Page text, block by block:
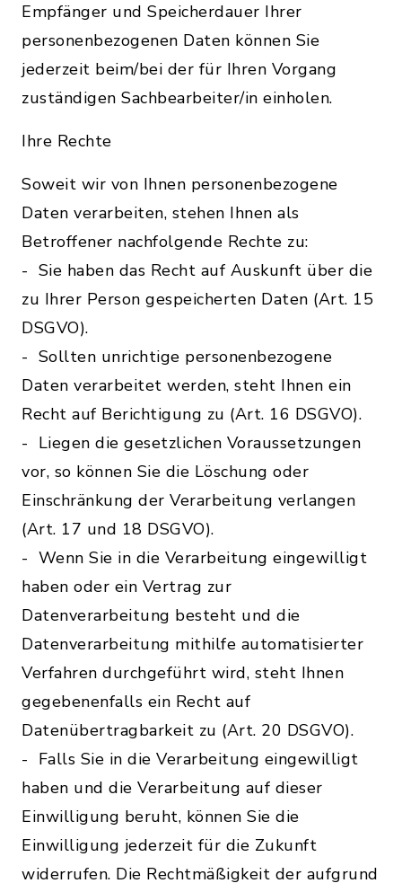
Empfänger und Speicherdauer Ihrer
personenbezogenen Daten können Sie
jederzeit beim/bei der für Ihren Vorgang
zuständigen Sachbearbeiter/in einholen.
Ihre Rechte
Soweit wir von Ihnen personenbezogene
Daten verarbeiten, stehen Ihnen als
Betroffener nachfolgende Rechte zu:
- Sie haben das Recht auf Auskunft über die
zu Ihrer Person gespeicherten Daten (Art. 15
DSGVO).
- Sollten unrichtige personenbezogene
Daten verarbeitet werden, steht Ihnen ein
Recht auf Berichtigung zu (Art. 16 DSGVO).
- Liegen die gesetzlichen Voraussetzungen
vor, so können Sie die Löschung oder
Einschränkung der Verarbeitung verlangen
(Art. 17 und 18 DSGVO).
- Wenn Sie in die Verarbeitung eingewilligt
haben oder ein Vertrag zur
Datenverarbeitung besteht und die
Datenverarbeitung mithilfe automatisierter
Verfahren durchgeführt wird, steht Ihnen
gegebenenfalls ein Recht auf
Datenübertragbarkeit zu (Art. 20 DSGVO).
- Falls Sie in die Verarbeitung eingewilligt
haben und die Verarbeitung auf dieser
Einwilligung beruht, können Sie die
Einwilligung jederzeit für die Zukunft
widerrufen. Die Rechtmäßigkeit der aufgrund